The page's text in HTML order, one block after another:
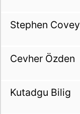
Stephen Covey
Cevher Özden
Kutadgu Bilig